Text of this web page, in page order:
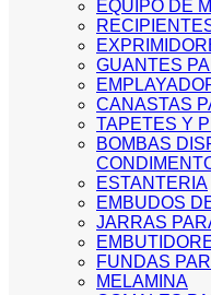
EQUIPO DE
GUANTES
CANASTAS
TAPETES Y
BOMBAS
ESTANTERIA
EMBUDOS
JARRAS
FUNDAS
MELAMINA